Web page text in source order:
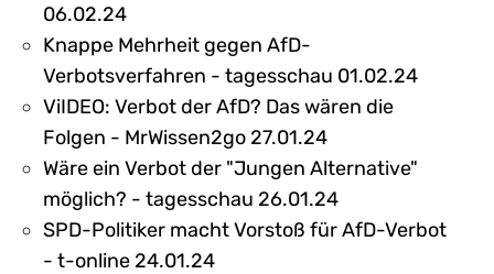
06.02.24
Knappe Mehrheit gegen AfD-
Verbotsverfahren - tagesschau 01.02.24
ViIDEO: Verbot der AfD? Das wären die
Folgen - MrWissen2go 27.01.24
Wäre ein Verbot der "Jungen Alternative"
möglich? - tagesschau 26.01.24
SPD-Politiker macht Vorstoß für AfD-Verbot
- t-online 24.01.24